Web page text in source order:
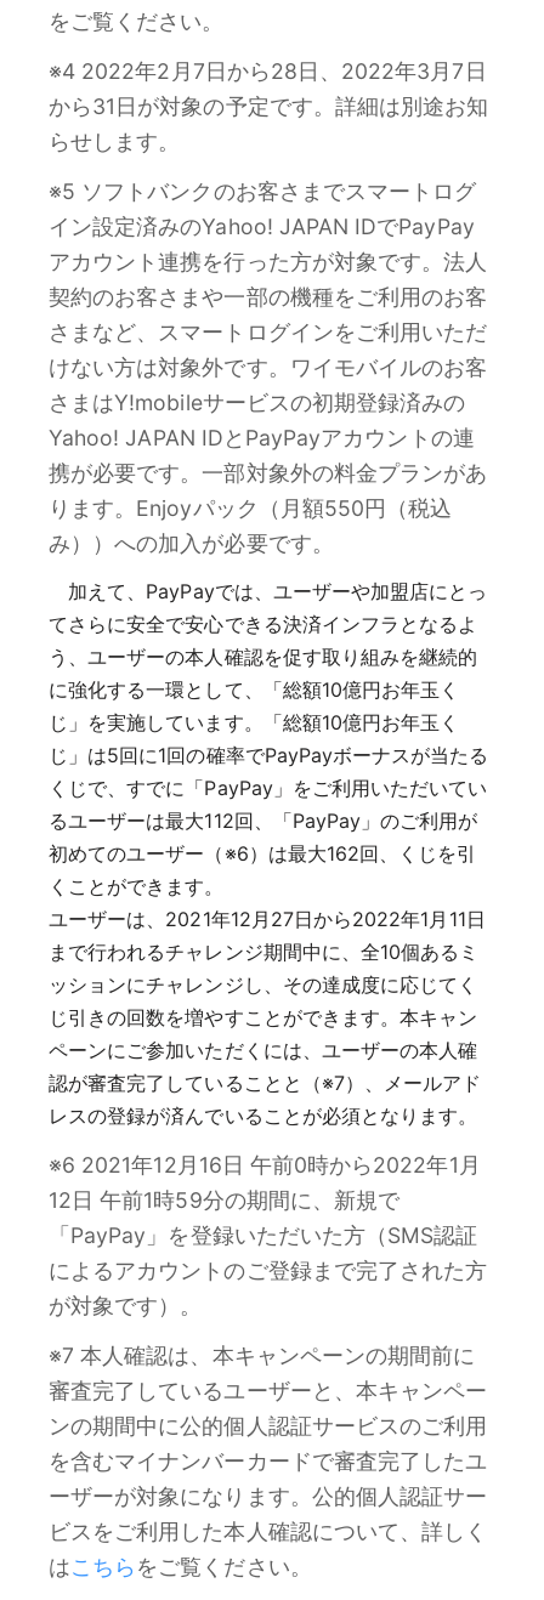
をご覧ください。
※4 2022年2月7日から28日、2022年3月7日
から31日が対象の予定です。詳細は別途お知
らせします。
※5 ソフトバンクのお客さまでスマートログ
イン設定済みのYahoo! JAPAN IDでPayPay
アカウント連携を行った方が対象です。法人
契約のお客さまや一部の機種をご利用のお客
さまなど、スマートログインをご利用いただ
けない方は対象外です。ワイモバイルのお客
さまはY!mobileサービスの初期登録済みの
Yahoo! JAPAN IDとPayPayアカウントの連
携が必要です。一部対象外の料金プランがあ
ります。Enjoyパック（月額550円（税込
み））への加入が必要です。
加えて、PayPayでは、ユーザーや加盟店にとっ
てさらに安全で安心できる決済インフラとなるよ
う、ユーザーの本人確認を促す取り組みを継続的
に強化する一環として、「総額10億円お年玉く
じ」を実施しています。「総額10億円お年玉く
じ」は5回に1回の確率でPayPayボーナスが当たる
くじで、すでに「PayPay」をご利用いただいてい
るユーザーは最大112回、「PayPay」のご利用が
初めてのユーザー（※6）は最大162回、くじを引
くことができます。
ユーザーは、2021年12月27日から2022年1月11日
まで行われるチャレンジ期間中に、全10個あるミ
ッションにチャレンジし、その達成度に応じてく
じ引きの回数を増やすことができます。本キャン
ペーンにご参加いただくには、ユーザーの本人確
認が審査完了していることと（※7）、メールアド
レスの登録が済んでいることが必須となります。
※6 2021年12月16日 午前0時から2022年1月
12日 午前1時59分の期間に、新規で
「PayPay」を登録いただいた方（SMS認証
によるアカウントのご登録まで完了された方
が対象です）。
※7 本人確認は、本キャンペーンの期間前に
審査完了しているユーザーと、本キャンペー
ンの期間中に公的個人認証サービスのご利用
を含むマイナンバーカードで審査完了したユ
ーザーが対象になります。公的個人認証サー
ビスをご利用した本人確認について、詳しく
はこちら をご覧ください。